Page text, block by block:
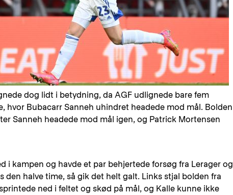
dog lidt i betydning, da AGF udlignede bare fem
hvor Bubacarr Sanneh uhindret headede mod mål. Bolden
Sanneh headede mod mål igen, og Patrick Mortensen
i kampen og havde et par behjertede forsøg fra Lerager og
den halve time, så gik det helt galt. Links stjal bolden fra
ned i feltet og skød på mål, og Kalle kunne ikke